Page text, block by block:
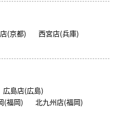
(京都)
西宮店(兵庫)
広島店(広島)
(福岡)
北九州店(福岡)